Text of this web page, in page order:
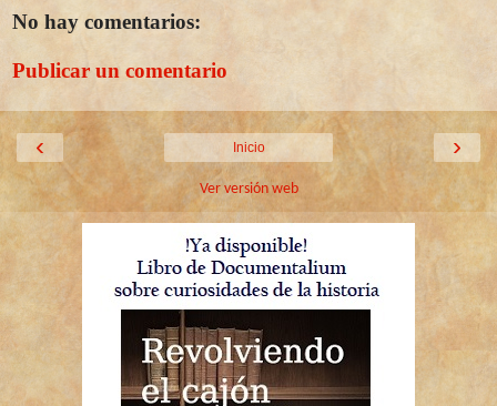
No hay comentarios:
Publicar un comentario
‹ ›
Inicio
Ver versión web